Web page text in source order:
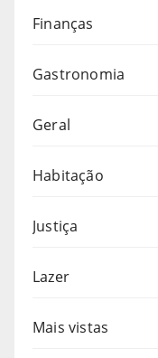
Finanças
Gastronomia
Geral
Habitação
Justiça
Lazer
Mais vistas